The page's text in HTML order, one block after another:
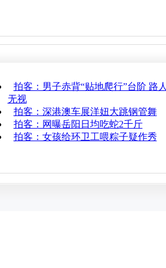
拍客：男子赤背“贴地爬行”台阶 路人
无视
拍客：深港澳车展洋妞大跳钢管舞
拍客：网曝岳阳日均吃蛇2千斤
拍客：女孩给环卫工喂粽子疑作秀